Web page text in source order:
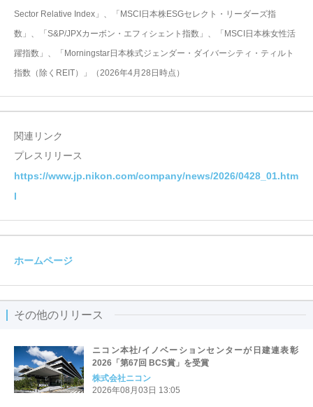
Sector Relative Index」、「MSCI日本株ESGセレクト・リーダーズ指
数」、「S&P/JPXカーボン・エフィシェント指数」、「MSCI日本株女性活
躍指数」、「Morningstar日本株式ジェンダー・ダイバーシティ・ティルト
指数（除くREIT）」（2026年4月28日時点）
関連リンク
プレスリリース
https://www.jp.nikon.com/company/news/2026/0428_01.htm
l
ホームページ
その他のリリース
ニコン本社/イノベーションセンターが日建連表彰
2026「第67回 BCS賞」を受賞
株式会社ニコン
2026年08月03日 13:05